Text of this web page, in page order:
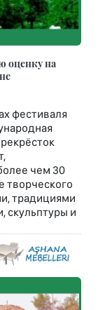
оценку на
фестиваля
чем 30
творческого
традициями
скульптуры и